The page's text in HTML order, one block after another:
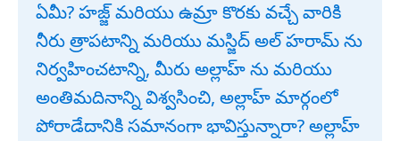
ఏమీ? హజ్జ్ మరియు ఉమ్రా కొరకు వచ్చే వారికి
నీరు త్రాపటాన్ని మరియు మస్జిద్ అల్ హరామ్ ను
నిర్వహించటాన్ని, మీరు అల్లాహ్ ను మరియు
అంతిమదినాన్ని విశ్వసించి, అల్లాహ్ మార్గంలో
పోరాడేదానికి సమానంగా భావిస్తున్నారా? అల్లాహ్